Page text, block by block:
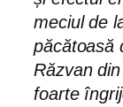
meciul de
păcătoasă
Răzvan
foarte